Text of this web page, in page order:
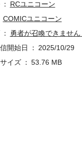
RCユニコーン
COMICユニコーン
勇者が召喚できません
開始日
2025/10/29
イズ
53.76 MB